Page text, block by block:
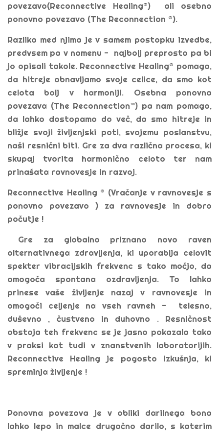
povezavo(Reconnective Healing®) ali osebno
ponovno povezavo (The Reconnection ®).
Razlika med njima je v samem postopku izvedbe,
predvsem pa v namenu - najbolj preprosto pa bi
jo opisali takole. Reconnective Healing® pomaga,
da hitreje obnavljamo svoje celice, da smo kot
celota bolj v harmoniji. Osebna ponovna
povezava (The Reconnection™) pa nam pomaga,
da lahko dostopamo do več, da smo hitreje in
bližje svoji življenjski poti, svojemu poslanstvu,
naši resnični biti. Gre za dva različna procesa, ki
skupaj tvorita harmonično celoto ter nam
prinašata ravnovesje in razvoj.
Reconnective Healing ® (Vračanje v ravnovesje s
ponovno povezavo ) za ravnovesje in dobro
počutje !
Gre za globalno priznano novo raven
alternativnega zdravljenja, ki uporablja celovit
spekter vibracijskih frekvenc s tako močjo, da
omogoča spontana ozdravljenja. To lahko
prinese vaše življenje nazaj v ravnovesje in
omogoči celjenje na vseh ravneh - telesno,
duševno , čustveno in duhovno . Resničnost
obstoja teh frekvenc se je jasno pokazala tako
v praksi kot tudi v znanstvenih laboratorijih.
Reconnective Healing je pogosto izkušnja, ki
spreminja življenje !
Ponovna povezava je v obliki darilnega bona
lahko lepo in malce drugačno darilo, s katerim